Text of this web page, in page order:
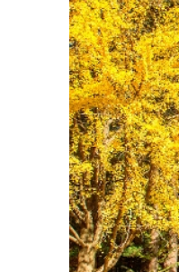
Mùa thu
Mùa thu
đêm se lạnh
cách thuận
đỏ và vàng
Những địa